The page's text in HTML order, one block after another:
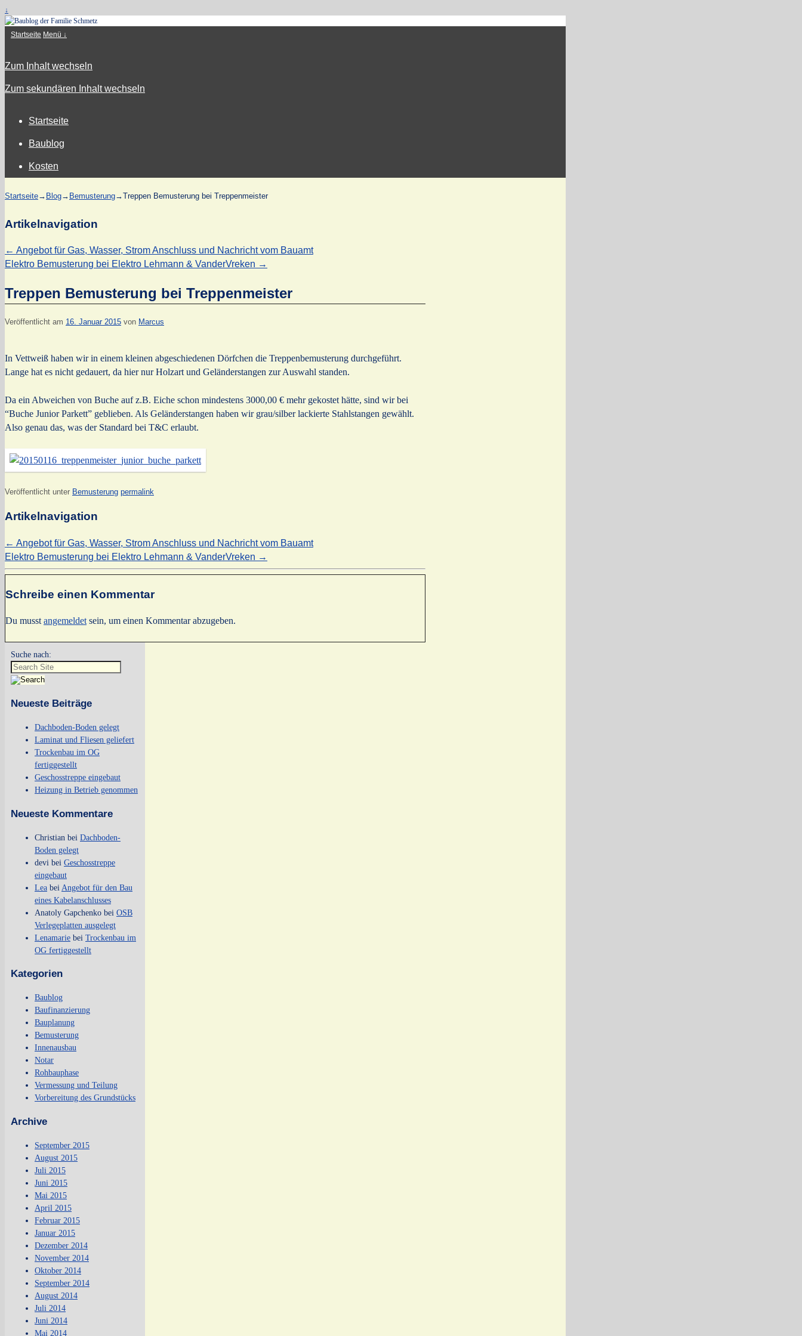
↓
Startseite Menü ↓
Zum Inhalt wechseln
Zum sekundären Inhalt wechseln
Startseite
Baublog
Kosten
Startseite→ Blog→ Bemusterung→Treppen Bemusterung bei Treppenmeister
Artikelnavigation
← Angebot für Gas, Wasser, Strom Anschluss und Nachricht vom Bauamt
Elektro Bemusterung bei Elektro Lehmann & VanderVreken →
Treppen Bemusterung bei Treppenmeister
Veröffentlicht am 16. Januar 2015 von Marcus
In Vettweiß haben wir in einem kleinen abgeschiedenen Dörfchen die Treppenbemusterung durchgeführt.
Lange hat es nicht gedauert, da hier nur Holzart und Geländerstangen zur Auswahl standen.
Da ein Abweichen von Buche auf z.B. Eiche schon mindestens 3000,00 € mehr gekostet hätte, sind wir bei
“Buche Junior Parkett” geblieben. Als Geländerstangen haben wir grau/silber lackierte Stahlstangen gewählt.
Also genau das, was der Standard bei T&C erlaubt.
Veröffentlicht unter Bemusterung permalink
Artikelnavigation
← Angebot für Gas, Wasser, Strom Anschluss und Nachricht vom Bauamt
Elektro Bemusterung bei Elektro Lehmann & VanderVreken →
Schreibe einen Kommentar
Du musst angemeldet sein, um einen Kommentar abzugeben.
Suche nach:
Neueste Beiträge
Dachboden-Boden gelegt
Laminat und Fliesen geliefert
Trockenbau im OG
fertiggestellt
Geschosstreppe eingebaut
Heizung in Betrieb genommen
Neueste Kommentare
Christian bei Dachboden-
Boden gelegt
devi bei Geschosstreppe
eingebaut
Lea bei Angebot für den Bau
eines Kabelanschlusses
Anatoly Gapchenko bei OSB
Verlegeplatten ausgelegt
Lenamarie bei Trockenbau im
OG fertiggestellt
Kategorien
Baublog
Baufinanzierung
Bauplanung
Bemusterung
Innenausbau
Notar
Rohbauphase
Vermessung und Teilung
Vorbereitung des Grundstücks
Archive
September 2015
August 2015
Juli 2015
Juni 2015
Mai 2015
April 2015
Februar 2015
Januar 2015
Dezember 2014
November 2014
Oktober 2014
September 2014
August 2014
Juli 2014
Juni 2014
Mai 2014